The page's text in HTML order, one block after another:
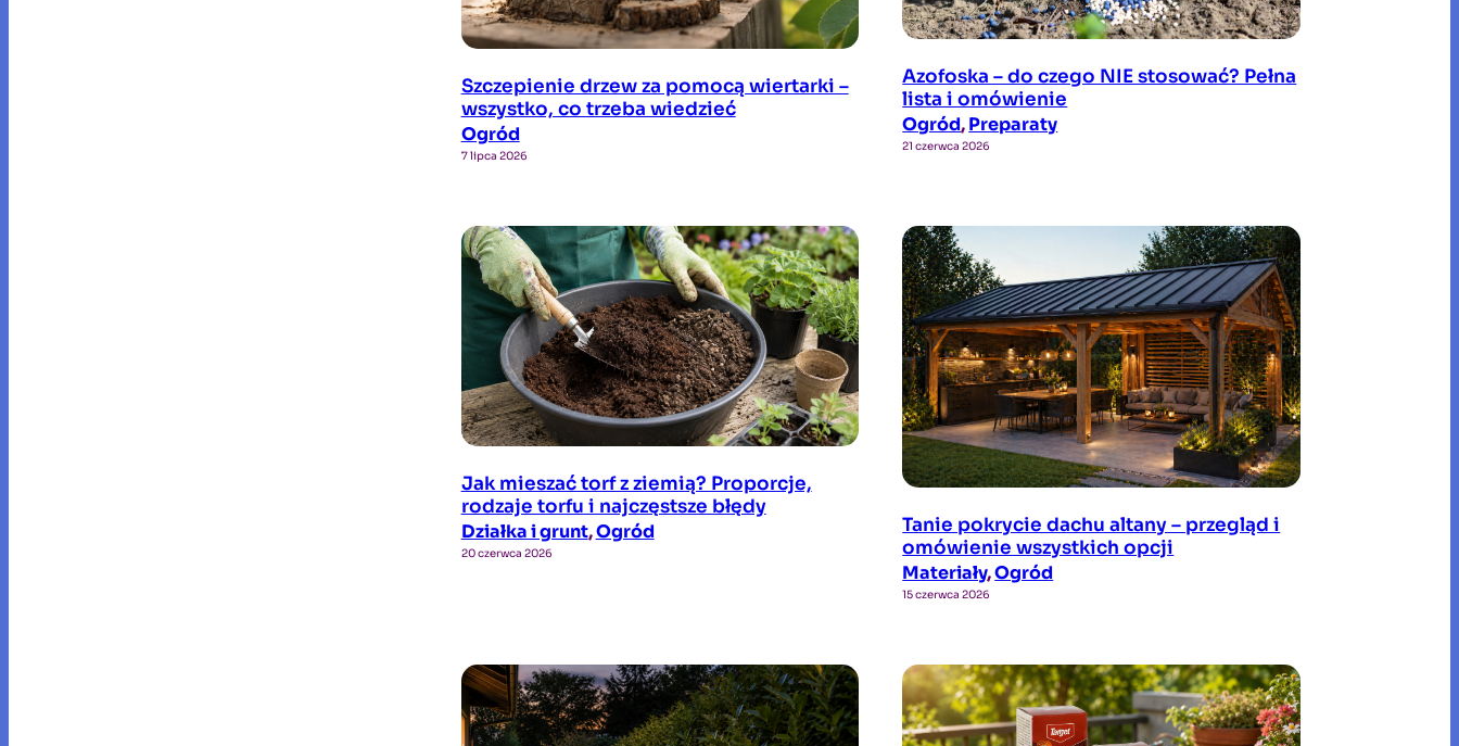
Szczepienie drzew za pomocą wiertarki –
wszystko, co trzeba wiedzieć
Ogród
7 lipca 2026
Azofoska – do czego NIE stosować? Pełna
lista i omówienie
Ogród, Preparaty
21 czerwca 2026
Jak mieszać torf z ziemią? Proporcje,
rodzaje torfu i najczęstsze błędy
Działka i grunt, Ogród
20 czerwca 2026
Tanie pokrycie dachu altany – przegląd i
omówienie wszystkich opcji
Materiały, Ogród
15 czerwca 2026